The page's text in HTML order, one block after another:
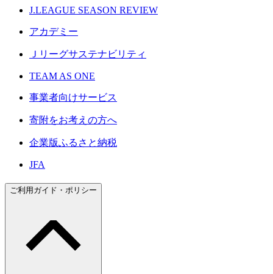
J.LEAGUE SEASON REVIEW
アカデミー
Ｊリーグサステナビリティ
TEAM AS ONE
事業者向けサービス
寄附をお考えの方へ
企業版ふるさと納税
JFA
ご利用ガイド・ポリシー